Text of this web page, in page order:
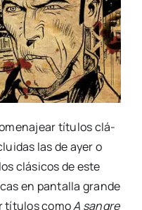
títu­los clá­
las de ayer o
clá­si­cos de este
en pan­ta­lla gran­de
títu­los comoA san­gre